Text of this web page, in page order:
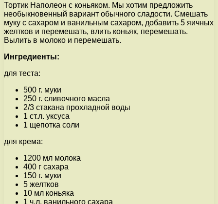
Тортик Наполеон с коньяком. Мы хотим предложить
необыкновенный вариант обычного сладости. Смешать
муку с сахаром и ванильным сахаром, добавить 5 яичных
желтков и перемешать, влить коньяк, перемешать.
Вылить в молоко и перемешать.
Ингредиенты:
для теста:
500 г. муки
250 г. сливочного масла
2/3 стакана прохладной воды
1 ст.л. уксуса
1 щепотка соли
для крема:
1200 мл молока
400 г сахара
150 г. муки
5 желтков
10 мл коньяка
1 ч.л. ванильного сахара